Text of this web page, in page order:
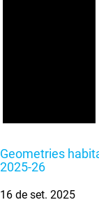
Geometries
2025-26
16 de set. 2025